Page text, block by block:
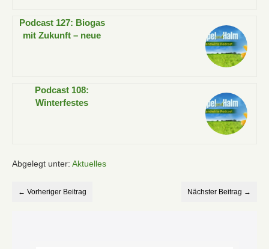
Podcast 127: Biogas
mit Zukunft – neue
Podcast 108:
Winterfestes
Abgelegt unter: Aktuelles
← Vorheriger Beitrag Nächster Beitrag →